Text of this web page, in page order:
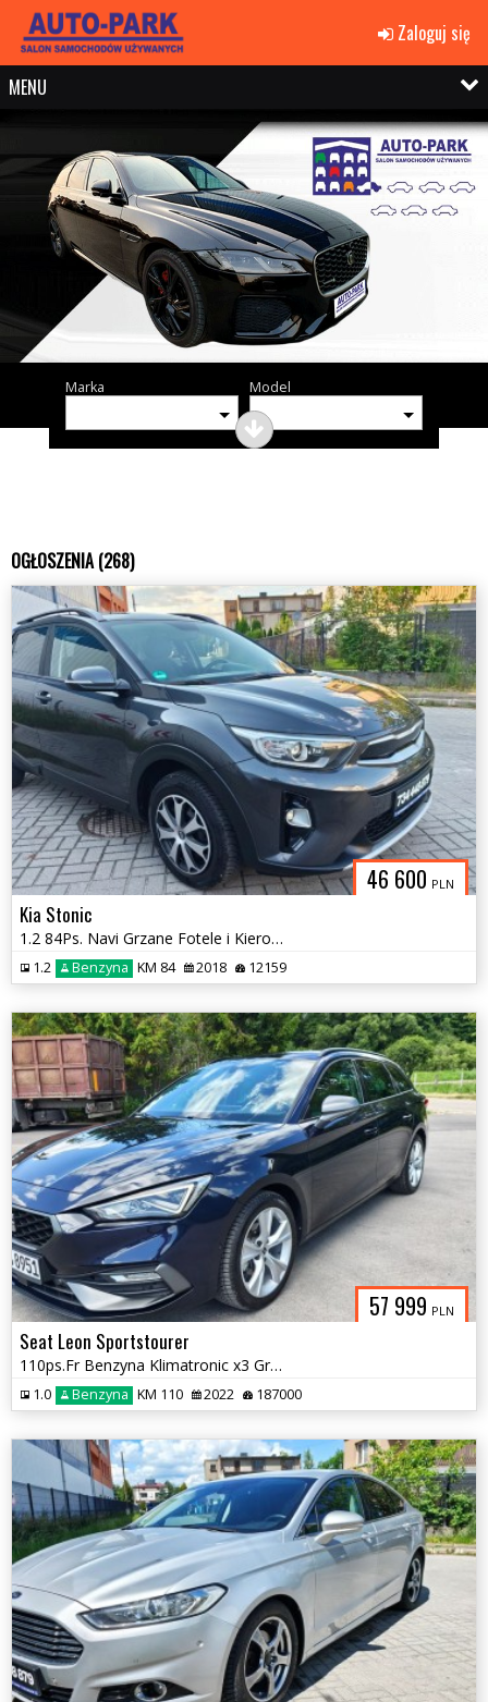
Zaloguj się
MENU
Marka Model
OGŁOSZENIA (268)
46 600 PLN
Kia Stonic
1.2 84Ps. Navi Grzane Fotele i Kierownica 2018
1.2 Benzyna KM 84 2018 12159
57 999 PLN
Seat Leon Sportstourer
110ps.Fr Benzyna Klimatronic x3 GrzaneFoteleKierownica Kam.Cofania2022
1.0 Benzyna KM 110 2022 187000